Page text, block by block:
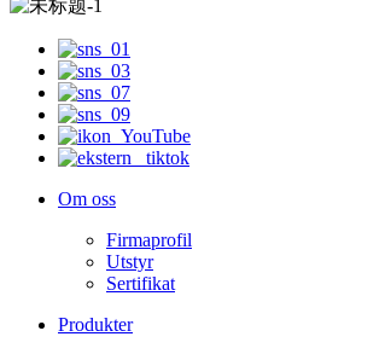
Om oss
Firmaprofil
Utstyr
Sertifikat
Produkter